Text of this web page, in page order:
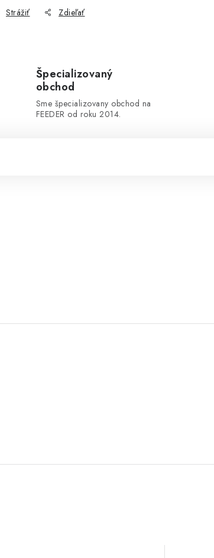
Strážiť Zdieľať
Špecializovaný
obchod
Sme špecializovany obchod na
FEEDER od roku 2014.